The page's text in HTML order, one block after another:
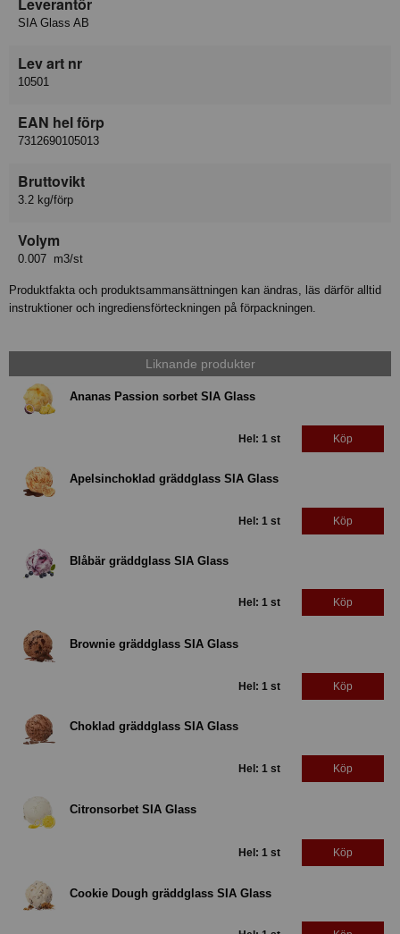
Leverantör
SIA Glass AB
Lev art nr
10501
EAN hel förp
7312690105013
Bruttovikt
3.2 kg/förp
Volym
0.007 m3/st
Produktfakta och produktsammansättningen kan ändras, läs därför alltid
instruktioner och ingrediensförteckningen på förpackningen.
Liknande produkter
Ananas Passion sorbet SIA Glass
Hel: 1 st Köp
Apelsinchoklad gräddglass SIA Glass
Hel: 1 st Köp
Blåbär gräddglass SIA Glass
Hel: 1 st Köp
Brownie gräddglass SIA Glass
Hel: 1 st Köp
Choklad gräddglass SIA Glass
Hel: 1 st Köp
Citronsorbet SIA Glass
Hel: 1 st Köp
Cookie Dough gräddglass SIA Glass